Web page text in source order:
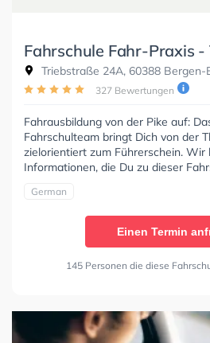
Fahrschule Fahr-Praxis
Triebstraße 24A, 60388 Bergen-
327 Bewertungen
Fahrausbildung von der Pike auf:
Fahrschulteam bringt Dich von der
zielorientiert zum Führerschein. Wir
Informationen, die Du zu dieser
German
Einen Termin
145 Personen die diese